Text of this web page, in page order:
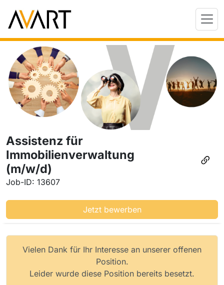
Assistenz für
Immobilienverwaltung
(m/w/d)
Job-ID: 13607
Jetzt bewerben
Vielen Dank für Ihr Interesse an unserer offenen
Position.
Leider wurde diese Position bereits besetzt.